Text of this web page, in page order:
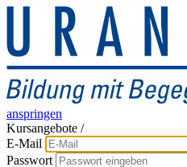
anspringen
Kursangebote /
E-Mail
Passwort